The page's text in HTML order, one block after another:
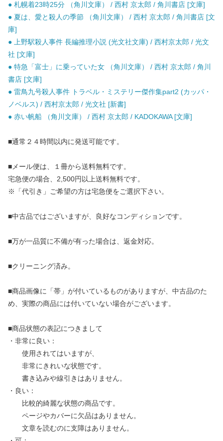
● 札幌着23時25分 （角川文庫） / 西村 京太郎 / 角川書店 [文庫]
● 夏は、愛と殺人の季節 （角川文庫） / 西村 京太郎 / 角川書店 [文
庫]
● 上野駅殺人事件 長編推理小説 (光文社文庫) / 西村京太郎 / 光文
社 [文庫]
● 特急「富士」に乗っていた女 （角川文庫） / 西村 京太郎 / 角川
書店 [文庫]
● 雷鳥九号殺人事件 トラベル・ミステリー傑作集part2 (カッパ・
ノベルス) / 西村京太郎 / 光文社 [新書]
● 赤い帆船 （角川文庫） / 西村 京太郎 / KADOKAWA [文庫]
■通常２４時間以内に発送可能です。
■メール便は、１冊から送料無料です。
宅急便の場合、2,500円以上送料無料です。
※「代引き」ご希望の方は宅急便をご選択下さい。
■中古品ではございますが、良好なコンディションです。
■万が一品質に不備が有った場合は、返金対応。
■クリーニング済み。
■商品画像に「帯」が付いているものがありますが、中古品のた
め、実際の商品には付いていない場合がございます。
■商品状態の表記につきまして
・非常に良い：
使用されてはいますが、
非常にきれいな状態です。
書き込みや線引きはありません。
・良い：
比較的綺麗な状態の商品です。
ページやカバーに欠品はありません。
文章を読むのに支障はありません。